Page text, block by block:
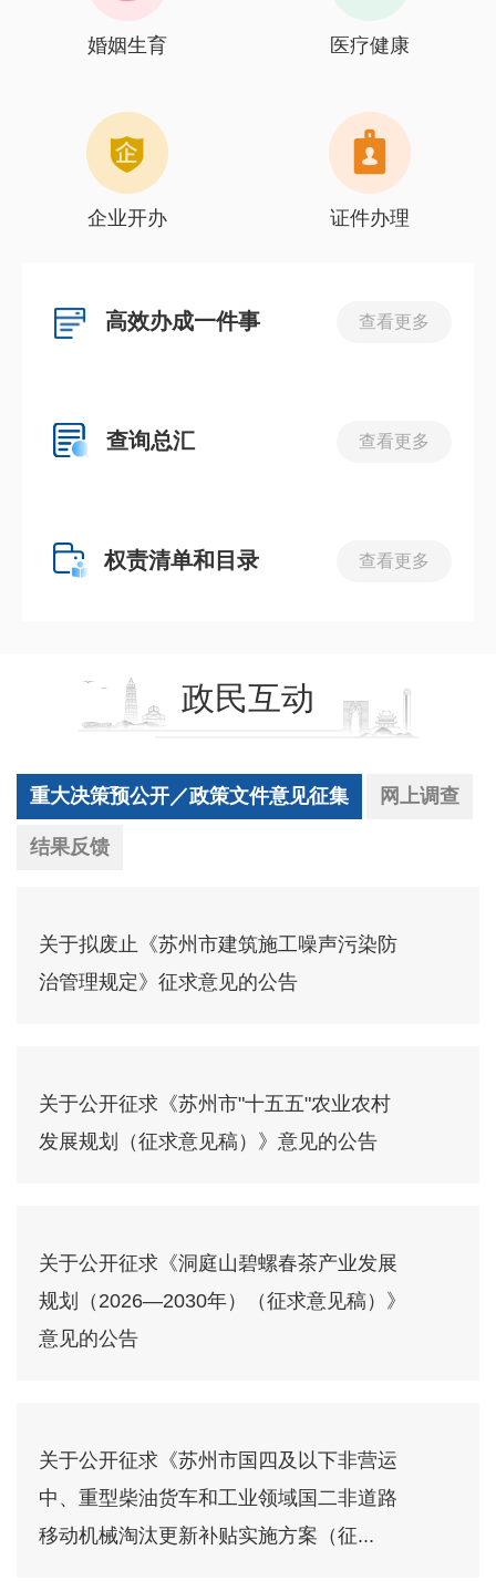
婚姻生育 医疗健康
企业开办 证件办理
高效办成一件事 查看更多
查询总汇 查看更多
权责清单和目录 查看更多
政民互动
重大决策预公开／政策文件意见征集 网上调查
结果反馈
关于拟废止《苏州市建筑施工噪声污染防
治管理规定》征求意见的公告
关于公开征求《苏州市"十五五"农业农村
发展规划（征求意见稿）》意见的公告
关于公开征求《洞庭山碧螺春茶产业发展
规划（2026—2030年）（征求意见稿）》
意见的公告
关于公开征求《苏州市国四及以下非营运
中、重型柴油货车和工业领域国二非道路
移动机械淘汰更新补贴实施方案（征...